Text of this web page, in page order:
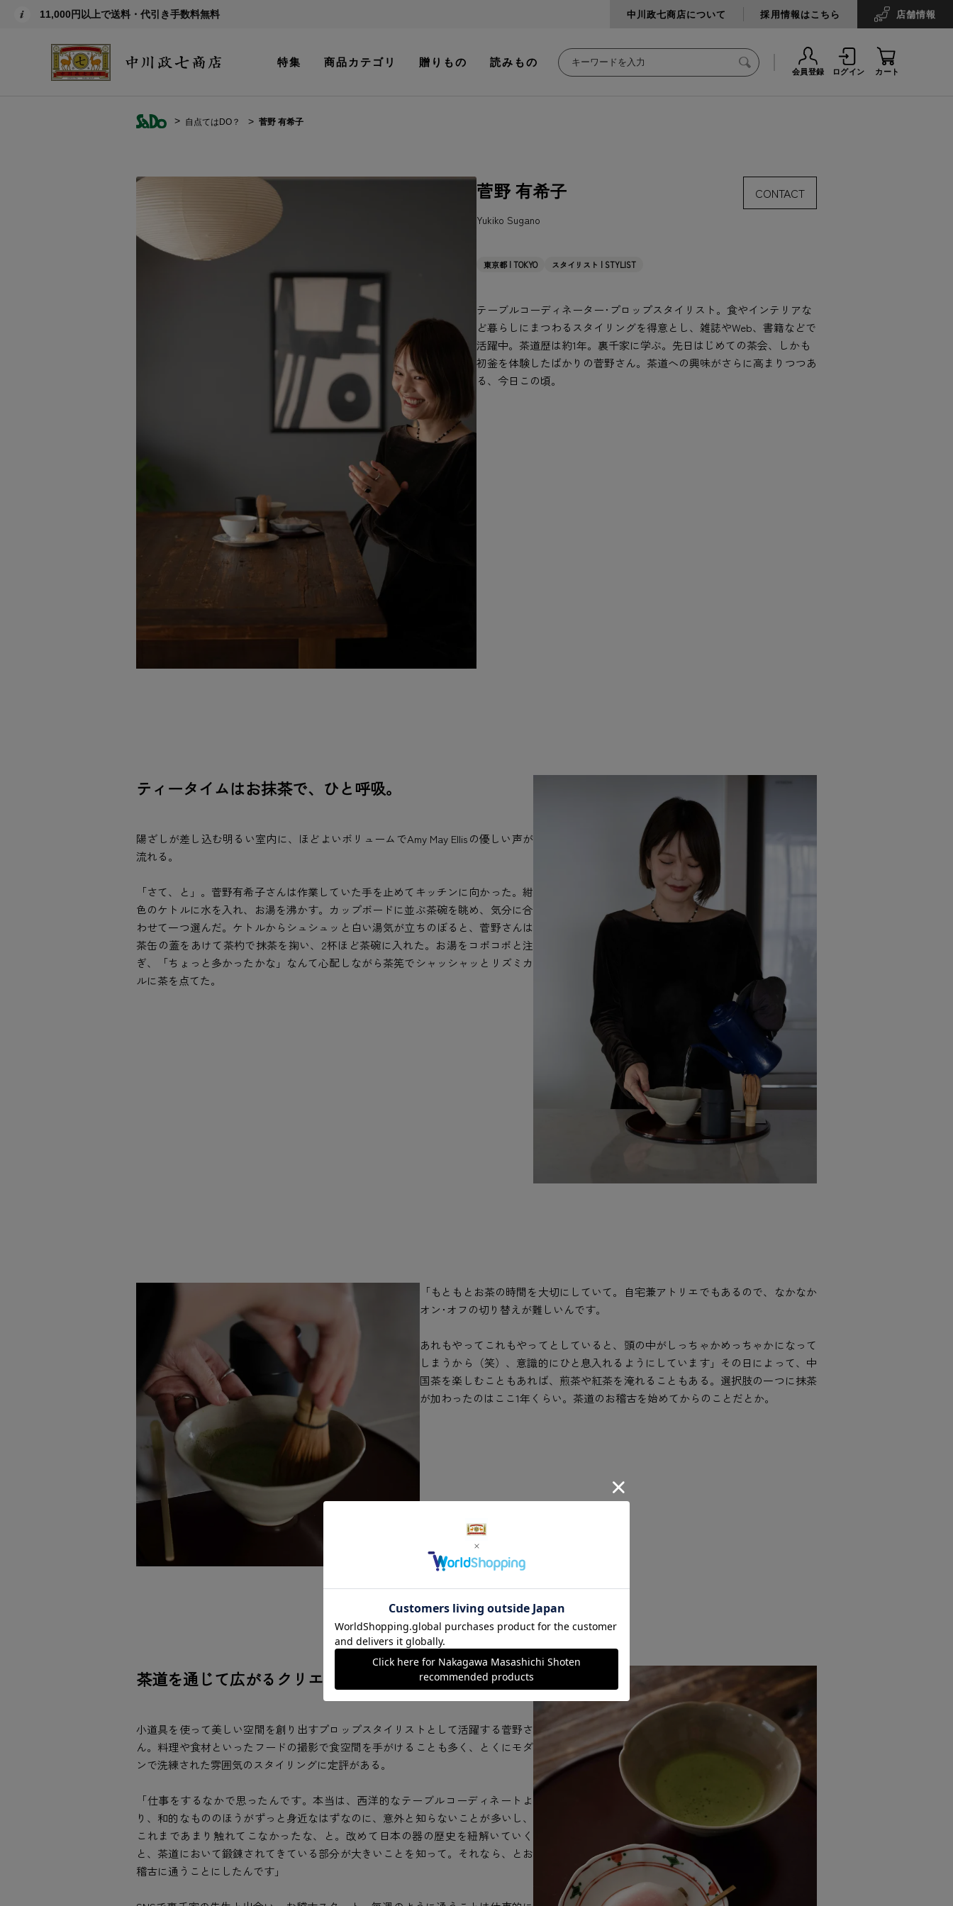
11,000円以上で送料・代引き手数料無料 中川政七商店について 採用情報はこちら 店舗情報
特集 商品カテゴリ 贈りもの 読みもの
会員登録 ログイン カート
自点てはDO？ 菅野 有希子
菅野 有希子
Yukiko Sugano
東京都 | TOKYO スタイリスト | STYLIST
テーブルコーディネーター･プロップスタイリスト。食やインテリアな
ど暮らしにまつわるスタイリングを得意とし、雑誌やWeb、書籍などで
活躍中。茶道歴は約1年。裏千家に学ぶ。先日はじめての茶会、しかも
初釜を体験したばかりの菅野さん。茶道への興味がさらに高まりつつあ
る、今日この頃。
CONTACT
ティータイムはお抹茶で、ひと呼吸。
陽ざしが差し込む明るい室内に、ほどよいボリュームでAmy May Ellisの優しい声が
流れる。
「さて、と」。菅野有希子さんは作業していた手を止めてキッチンに向かった。紺
色のケトルに水を入れ、お湯を沸かす。カップボードに並ぶ茶碗を眺め、気分に合
わせて一つ選んだ。ケトルからシュシュッと白い湯気が立ちのぼると、菅野さんは
茶缶の蓋をあけて茶杓で抹茶を掬い、2杯ほど茶碗に入れた。お湯をコポコポと注
ぎ、「ちょっと多かったかな」なんて心配しながら茶筅でシャッシャッとリズミカ
ルに茶を点てた。
「もともとお茶の時間を大切にしていて。自宅兼アトリエでもあるので、なかなか
オン･オフの切り替えが難しいんです。
あれもやってこれもやってとしていると、頭の中がしっちゃかめっちゃかになって
しまうから（笑）、意識的にひと息入れるようにしています」その日によって、中
国茶を楽しむこともあれば、煎茶や紅茶を淹れることもある。選択肢の一つに抹茶
が加わったのはここ1年くらい。茶道のお稽古を始めてからのことだとか。
茶道を通じて広がるクリエイション
小道具を使って美しい空間を創り出すプロップスタイリストとして活躍する菅野さ
ん。料理や食材といったフードの撮影で食空間を手がけることも多く、とくにモダ
ンで洗練された雰囲気のスタイリングに定評がある。
「仕事をするなかで思ったんです。本当は、西洋的なテーブルコーディネートよ
り、和的なもののほうがずっと身近なはずなのに、意外と知らないことが多いし、
これまであまり触れてこなかったな、と。改めて日本の器の歴史を紐解いていく
と、茶道において鍛錬されてきている部分が大きいことを知って。それなら、とお
稽古に通うことにしたんです」